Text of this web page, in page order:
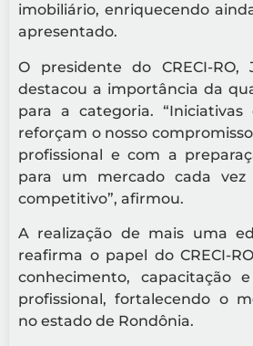
imobiliário, enriquecendo
apresentado.
O presidente do CRECI-RO,
destacou a importância da
para a categoria. “Iniciativas
reforçam o nosso
profissional e com a
para um mercado cada
competitivo”, afirmou.
A realização de mais uma
reafirma o papel do CRECI-
conhecimento, capacitação
profissional, fortalecendo o
no estado de Rondônia.